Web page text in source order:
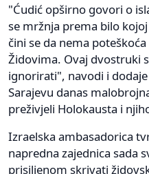
"Ćudić opširno govori o
se mržnja prema bilo
čini se da nema
Židovima. Ovaj dvostruki
ignorirati", navodi i
Sarajevu danas
preživjeli Holokausta i
Izraelska ambasadorica
napredna zajednica sada
prisiljenom skrivati